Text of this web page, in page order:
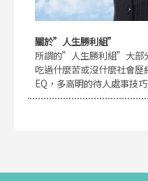
關於”人生勝利組”
所謂的”人生勝利組”大部
吃過什麼苦或沒什麼社會
EQ，多高明的待人處事技